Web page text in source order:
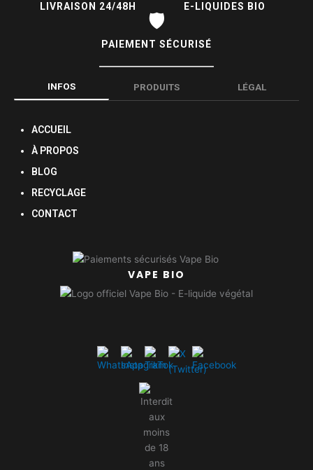
LIVRAISON 24/48H E-LIQUIDES BIO
🛡️
PAIEMENT SÉCURISÉ
INFOS PRODUITS LÉGAL
ACCUEIL
À PROPOS
BLOG
RECYCLAGE
CONTACT
VAPE BIO